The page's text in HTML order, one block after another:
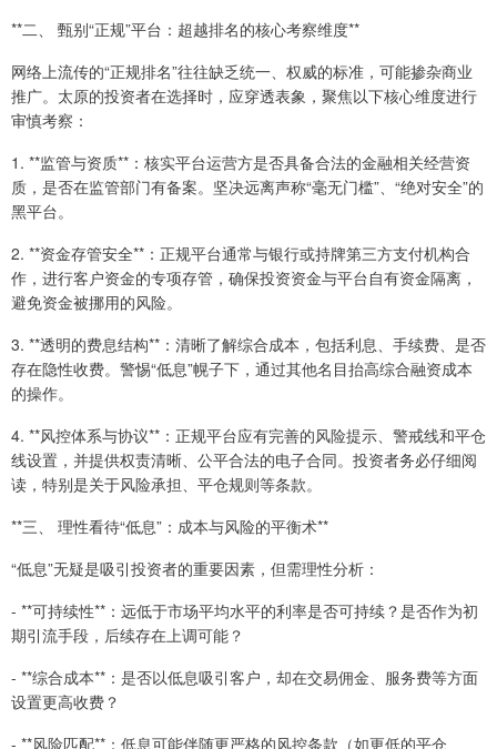
**二、 甄别“正规”平台：超越排名的核心考察维度**
网络上流传的“正规排名”往往缺乏统一、权威的标准，可能掺杂商业
推广。太原的投资者在选择时，应穿透表象，聚焦以下核心维度进行
审慎考察：
1. **监管与资质**：核实平台运营方是否具备合法的金融相关经营资
质，是否在监管部门有备案。坚决远离声称“毫无门槛”、“绝对安全”的
黑平台。
2. **资金存管安全**：正规平台通常与银行或持牌第三方支付机构合
作，进行客户资金的专项存管，确保投资资金与平台自有资金隔离，
避免资金被挪用的风险。
3. **透明的费息结构**：清晰了解综合成本，包括利息、手续费、是否
存在隐性收费。警惕“低息”幌子下，通过其他名目抬高综合融资成本
的操作。
4. **风控体系与协议**：正规平台应有完善的风险提示、警戒线和平仓
线设置，并提供权责清晰、公平合法的电子合同。投资者务必仔细阅
读，特别是关于风险承担、平仓规则等条款。
**三、 理性看待“低息”：成本与风险的平衡术**
“低息”无疑是吸引投资者的重要因素，但需理性分析：
- **可持续性**：远低于市场平均水平的利率是否可持续？是否作为初
期引流手段，后续存在上调可能？
- **综合成本**：是否以低息吸引客户，却在交易佣金、服务费等方面
设置更高收费？
- **风险匹配**：低息可能伴随更严格的风控条款（如更低的平仓